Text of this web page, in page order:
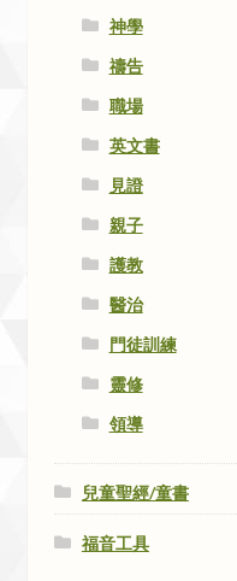
神學
禱告
職場
英文書
見證
親子
護教
醫治
門徒訓練
靈修
領導
兒童聖經/童書
福音工具